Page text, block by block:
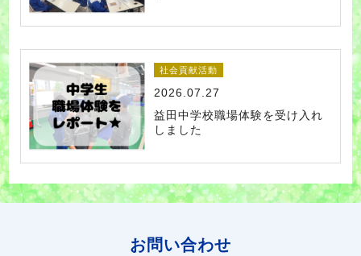
社会貢献活動
2026.07.27
益田中学校職場体験を受け入れ
しました
お問い合わせ